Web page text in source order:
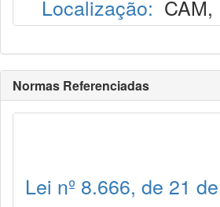
Localização: CAM,
Normas Referenciadas
Lei nº 8.666, de 21